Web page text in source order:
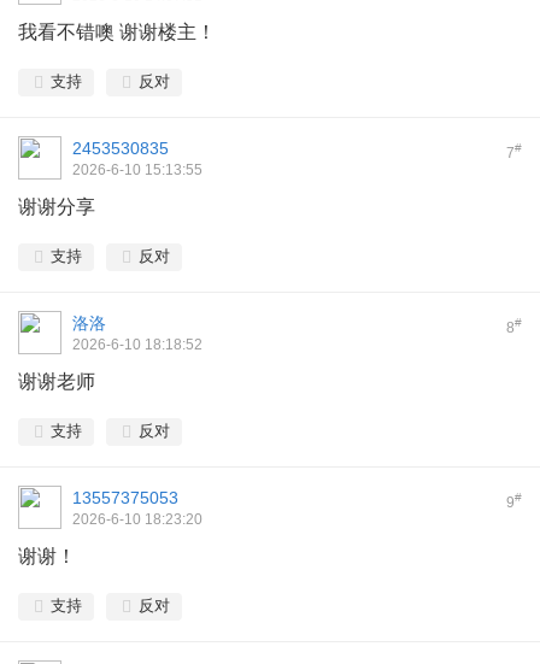
我看不错噢 谢谢楼主！
支持 反对
7#
2453530835
2026-6-10 15:13:55
谢谢分享
支持 反对
8#
洛洛
2026-6-10 18:18:52
谢谢老师
支持 反对
9#
13557375053
2026-6-10 18:23:20
谢谢！
支持 反对